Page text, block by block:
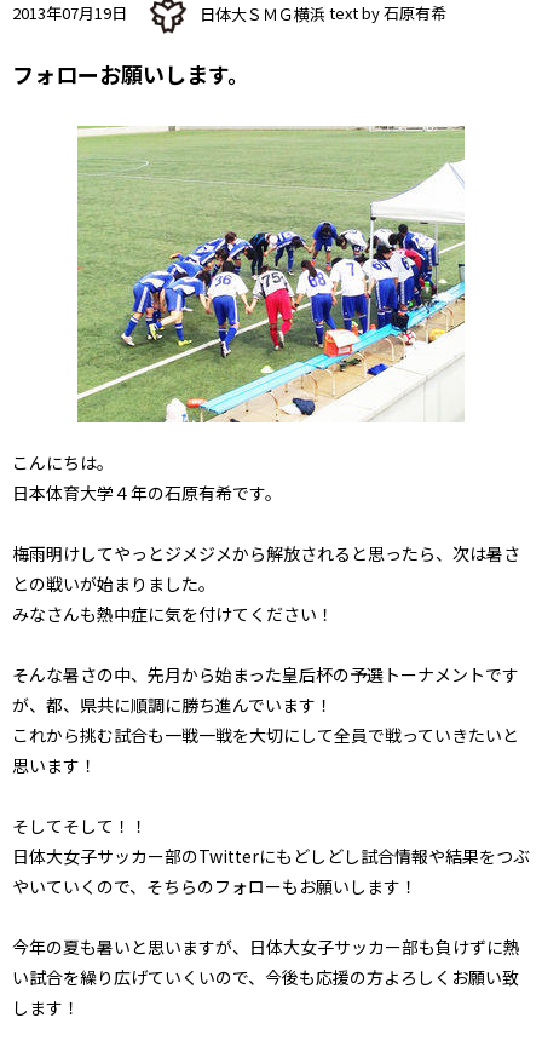
2013年07月19日 日体大ＳＭＧ横浜 text by 石原有希
フォローお願いします。
こんにちは。
日本体育大学４年の石原有希です。
梅雨明けしてやっとジメジメから解放されると思ったら、次は暑さ
との戦いが始まりました。
みなさんも熱中症に気を付けてください！
そんな暑さの中、先月から始まった皇后杯の予選トーナメントです
が、都、県共に順調に勝ち進んでいます！
これから挑む試合も一戦一戦を大切にして全員で戦っていきたいと
思います！
そしてそして！！
日体大女子サッカー部のTwitterにもどしどし試合情報や結果をつぶ
やいていくので、そちらのフォローもお願いします！
今年の夏も暑いと思いますが、日体大女子サッカー部も負けずに熱
い試合を繰り広げていくいので、今後も応援の方よろしくお願い致
します！